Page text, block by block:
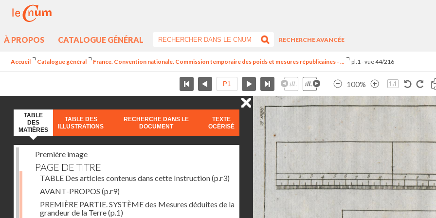
À PROPOS CATALOGUE GÉNÉRAL RECHERCHE AVANCÉE
Accueil Catalogue général France. Convention nationale. Commission temporaire des poids et mesures républicaines - ... pl.1 - vue 44/216
100%
TABLE
DES
MATIÈRES
TABLE DES
ILLUSTRATIONS
RECHERCHE DANS LE
DOCUMENT
TEXTE
OCÉRISÉ
Première image
PAGE DE TITRE
TABLE Des articles contenus dans cette Instruction(p.r3)
AVANT-PROPOS (p.r9)
PREMIÈRE PARTIE. SYSTÈME des Mesures déduites de la
grandeur de la Terre(p.1)